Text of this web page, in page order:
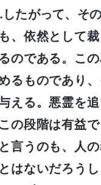
たがって、そ
、依然として
のである。こ
るものであり
える。悪霊を
の段階は有益
言うのも、人
はないだろう